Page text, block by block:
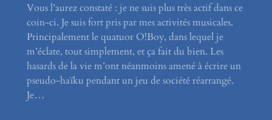
Vous l’aurez constaté : je ne suis plus très actif dans ce
coin-ci. Je suis fort pris par mes activités musicales.
Principalement le quatuor O!Boy, dans lequel je
m’éclate, tout simplement, et ça fait du bien. Les
hasards de la vie m’ont néanmoins amené à écrire un
pseudo-haïku pendant un jeu de société réarrangé.
Je…